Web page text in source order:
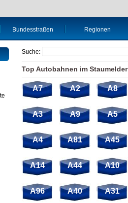
Bundesstraßen Regionen
Suche:
Top Autobahnen im Staumelder
A7 A2 A8
A3 A9 A5
A4 A81 A45
A14 A44 A10
A96 A40 A31